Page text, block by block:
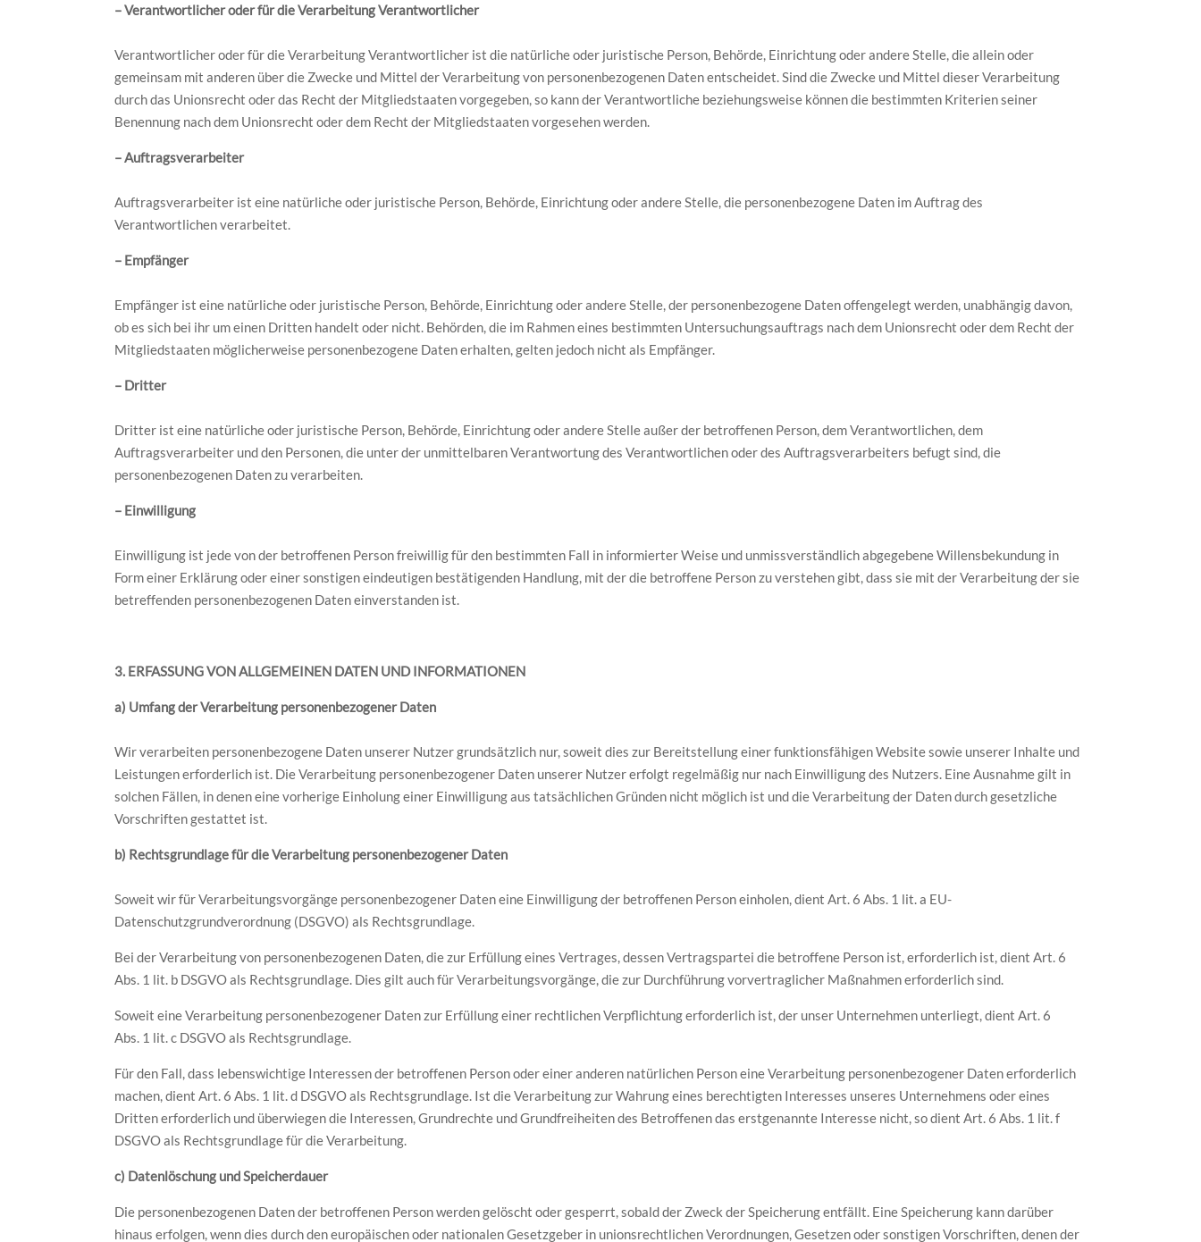
– Verantwortlicher oder für die Verarbeitung Verantwortlicher
Verantwortlicher oder für die Verarbeitung Verantwortlicher ist die natürliche oder juristische Person, Behörde, Einrichtung oder andere Stelle, die allein oder
gemeinsam mit anderen über die Zwecke und Mittel der Verarbeitung von personenbezogenen Daten entscheidet. Sind die Zwecke und Mittel dieser Verarbeitung
durch das Unionsrecht oder das Recht der Mitgliedstaaten vorgegeben, so kann der Verantwortliche beziehungsweise können die bestimmten Kriterien seiner
Benennung nach dem Unionsrecht oder dem Recht der Mitgliedstaaten vorgesehen werden.
– Auftragsverarbeiter
Auftragsverarbeiter ist eine natürliche oder juristische Person, Behörde, Einrichtung oder andere Stelle, die personenbezogene Daten im Auftrag des
Verantwortlichen verarbeitet.
– Empfänger
Empfänger ist eine natürliche oder juristische Person, Behörde, Einrichtung oder andere Stelle, der personenbezogene Daten offengelegt werden, unabhängig davon,
ob es sich bei ihr um einen Dritten handelt oder nicht. Behörden, die im Rahmen eines bestimmten Untersuchungsauftrags nach dem Unionsrecht oder dem Recht der
Mitgliedstaaten möglicherweise personenbezogene Daten erhalten, gelten jedoch nicht als Empfänger.
– Dritter
Dritter ist eine natürliche oder juristische Person, Behörde, Einrichtung oder andere Stelle außer der betroffenen Person, dem Verantwortlichen, dem
Auftragsverarbeiter und den Personen, die unter der unmittelbaren Verantwortung des Verantwortlichen oder des Auftragsverarbeiters befugt sind, die
personenbezogenen Daten zu verarbeiten.
– Einwilligung
Einwilligung ist jede von der betroffenen Person freiwillig für den bestimmten Fall in informierter Weise und unmissverständlich abgegebene Willensbekundung in
Form einer Erklärung oder einer sonstigen eindeutigen bestätigenden Handlung, mit der die betroffene Person zu verstehen gibt, dass sie mit der Verarbeitung der sie
betreffenden personenbezogenen Daten einverstanden ist.
3. ERFASSUNG VON ALLGEMEINEN DATEN UND INFORMATIONEN
a) Umfang der Verarbeitung personenbezogener Daten
Wir verarbeiten personenbezogene Daten unserer Nutzer grundsätzlich nur, soweit dies zur Bereitstellung einer funktionsfähigen Website sowie unserer Inhalte und
Leistungen erforderlich ist. Die Verarbeitung personenbezogener Daten unserer Nutzer erfolgt regelmäßig nur nach Einwilligung des Nutzers. Eine Ausnahme gilt in
solchen Fällen, in denen eine vorherige Einholung einer Einwilligung aus tatsächlichen Gründen nicht möglich ist und die Verarbeitung der Daten durch gesetzliche
Vorschriften gestattet ist.
b) Rechtsgrundlage für die Verarbeitung personenbezogener Daten
Soweit wir für Verarbeitungsvorgänge personenbezogener Daten eine Einwilligung der betroffenen Person einholen, dient Art. 6 Abs. 1 lit. a EU-
Datenschutzgrundverordnung (DSGVO) als Rechtsgrundlage.
Bei der Verarbeitung von personenbezogenen Daten, die zur Erfüllung eines Vertrages, dessen Vertragspartei die betroffene Person ist, erforderlich ist, dient Art. 6
Abs. 1 lit. b DSGVO als Rechtsgrundlage. Dies gilt auch für Verarbeitungsvorgänge, die zur Durchführung vorvertraglicher Maßnahmen erforderlich sind.
Soweit eine Verarbeitung personenbezogener Daten zur Erfüllung einer rechtlichen Verpflichtung erforderlich ist, der unser Unternehmen unterliegt, dient Art. 6
Abs. 1 lit. c DSGVO als Rechtsgrundlage.
Für den Fall, dass lebenswichtige Interessen der betroffenen Person oder einer anderen natürlichen Person eine Verarbeitung personenbezogener Daten erforderlich
machen, dient Art. 6 Abs. 1 lit. d DSGVO als Rechtsgrundlage. Ist die Verarbeitung zur Wahrung eines berechtigten Interesses unseres Unternehmens oder eines
Dritten erforderlich und überwiegen die Interessen, Grundrechte und Grundfreiheiten des Betroffenen das erstgenannte Interesse nicht, so dient Art. 6 Abs. 1 lit. f
DSGVO als Rechtsgrundlage für die Verarbeitung.
c) Datenlöschung und Speicherdauer
Die personenbezogenen Daten der betroffenen Person werden gelöscht oder gesperrt, sobald der Zweck der Speicherung entfällt. Eine Speicherung kann darüber
hinaus erfolgen, wenn dies durch den europäischen oder nationalen Gesetzgeber in unionsrechtlichen Verordnungen, Gesetzen oder sonstigen Vorschriften, denen der